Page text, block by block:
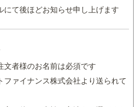
にて後ほどお知らせ申し上げます
文者様のお名前は必須です
ファイナンス株式会社より送られて